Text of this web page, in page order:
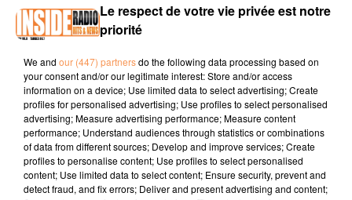
INTERVIEW DE NADIA " L'INSTITUT SPS, L'ÉCOLE DU SPORT" À
BIZANOS, SUR RADIO INSIDE
Site internet :www.sps-formations.com
Facebook :Institut SPS
Instagram :@institutsps
Le respect de votre vie privée est notre
priorité
We and our (447) partnersdo the following data processing based on
your consent and/or our legitimate interest: Store and/or access
information on a device; Use limited data to select advertising; Create
profiles for personalised advertising; Use profiles to select personalised
advertising; Measure advertising performance; Measure content
performance; Understand audiences through statistics or combinations
of data from different sources; Develop and improve services; Create
profiles to personalise content; Use profiles to select personalised
content; Use limited data to select content; Ensure security, prevent and
detect fraud, and fix errors; Deliver and present advertising and content;